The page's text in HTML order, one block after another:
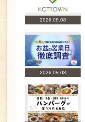
2026.08.08
2026.08.08